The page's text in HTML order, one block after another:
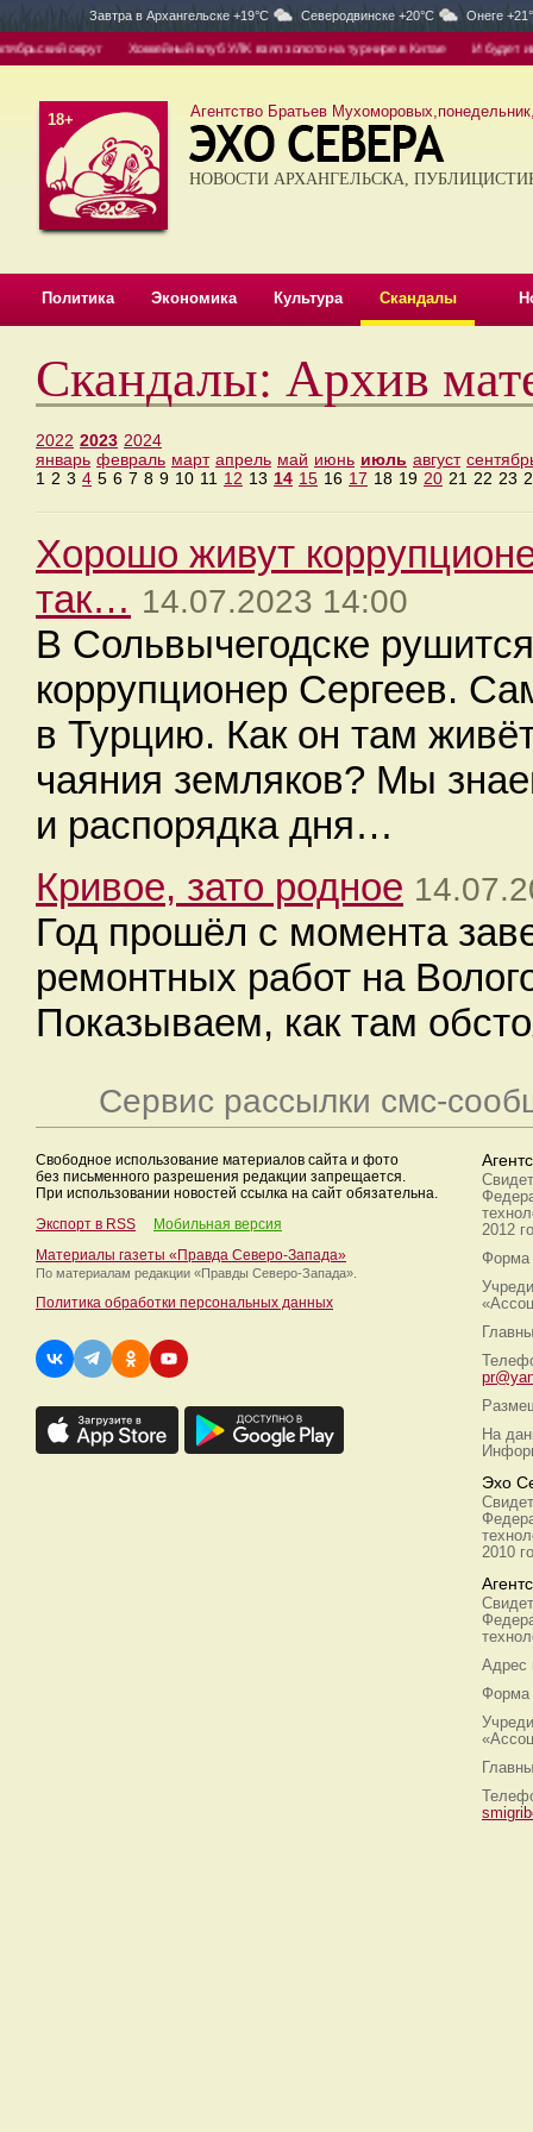
Завтра в Архангельске +19°C Северодвинске +20°C Онеге
округ Хоккейный клуб УЛК взял золото на турнире в Китае И будет их
18+ Агентство Братьев
НОВОСТИ АРХАНГЕЛЬСКА,
Политика Экономика Культура Скандалы
Скандалы: Архив
2022 2023 2024
январь февраль март апрель май июнь июль август
1 2 3 4 5 6 7 8 9 10 11 12 13 14 15 16 17 18 19 20 21 22 23
Хорошо живут
так… 14.07.2023 14:00
В Сольвычегодске
коррупционер Сергеев.
в Турцию. Как он там
чаяния земляков? Мы
и распорядка дня…
Кривое, зато родное
Год прошёл с момента
ремонтных работ на
Показываем, как там
Сервис рассылки смс-
Свободное использование материалов сайта и фото
без письменного разрешения редакции запрещается.
При использовании новостей ссылка на сайт обязательна.
Экспорт в RSS
Мобильная версия
Материалы газеты «Правда Северо-Запада»
По материалам редакции «Правды Северо-Запада».
Политика обработки персональных данных
2012
Форма
На
Эхо
2010
Адрес
Форма